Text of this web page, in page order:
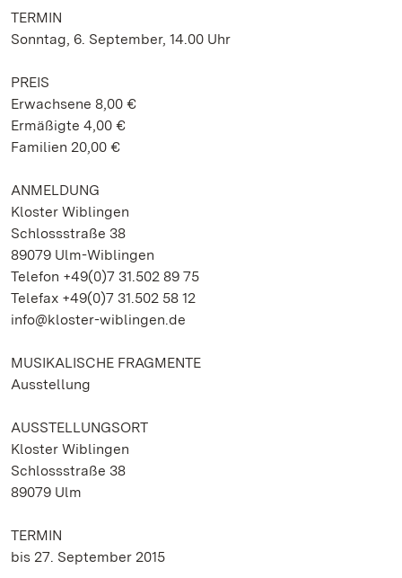
TERMIN
Sonntag, 6. September, 14.00 Uhr
PREIS
Erwachsene 8,00 €
Ermäßigte 4,00 €
Familien 20,00 €
ANMELDUNG
Kloster Wiblingen
Schlossstraße 38
89079 Ulm-Wiblingen
Telefon +49(0)7 31.502 89 75
Telefax +49(0)7 31.502 58 12
info@kloster-wiblingen.de
MUSIKALISCHE FRAGMENTE
Ausstellung
AUSSTELLUNGSORT
Kloster Wiblingen
Schlossstraße 38
89079 Ulm
TERMIN
bis 27. September 2015